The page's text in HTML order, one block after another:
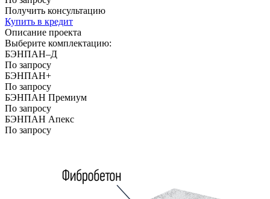
Получить консультацию
Купить в кредит
Описание проекта
Выберите комплектацию:
БЭНПАН–Д
По запросу
БЭНПАН+
По запросу
БЭНПАН Премиум
По запросу
БЭНПАН Апекс
По запросу